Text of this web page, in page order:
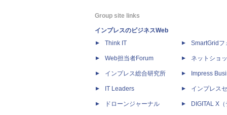
Group site links
インプレスのビジネスWeb
Think IT
Web担当者Forum
インプレス総合研究所
IT Leaders
ドローンジャーナル
SmartGridフ
ネットショ
Impress
インプレス
DIGITAL X